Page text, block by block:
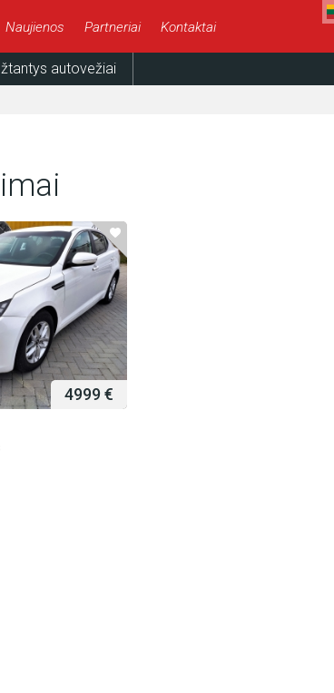
Naujienos Partneriai Kontaktai
autovežiai
4999 €